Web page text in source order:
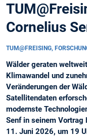
Cornelius
TUM@FREISING,
Wälder geraten
Klimawandel und
Veränderungen der
Satellitendaten
modernste
Senf in seinem Vortrag
11. Juni 2026, um 19